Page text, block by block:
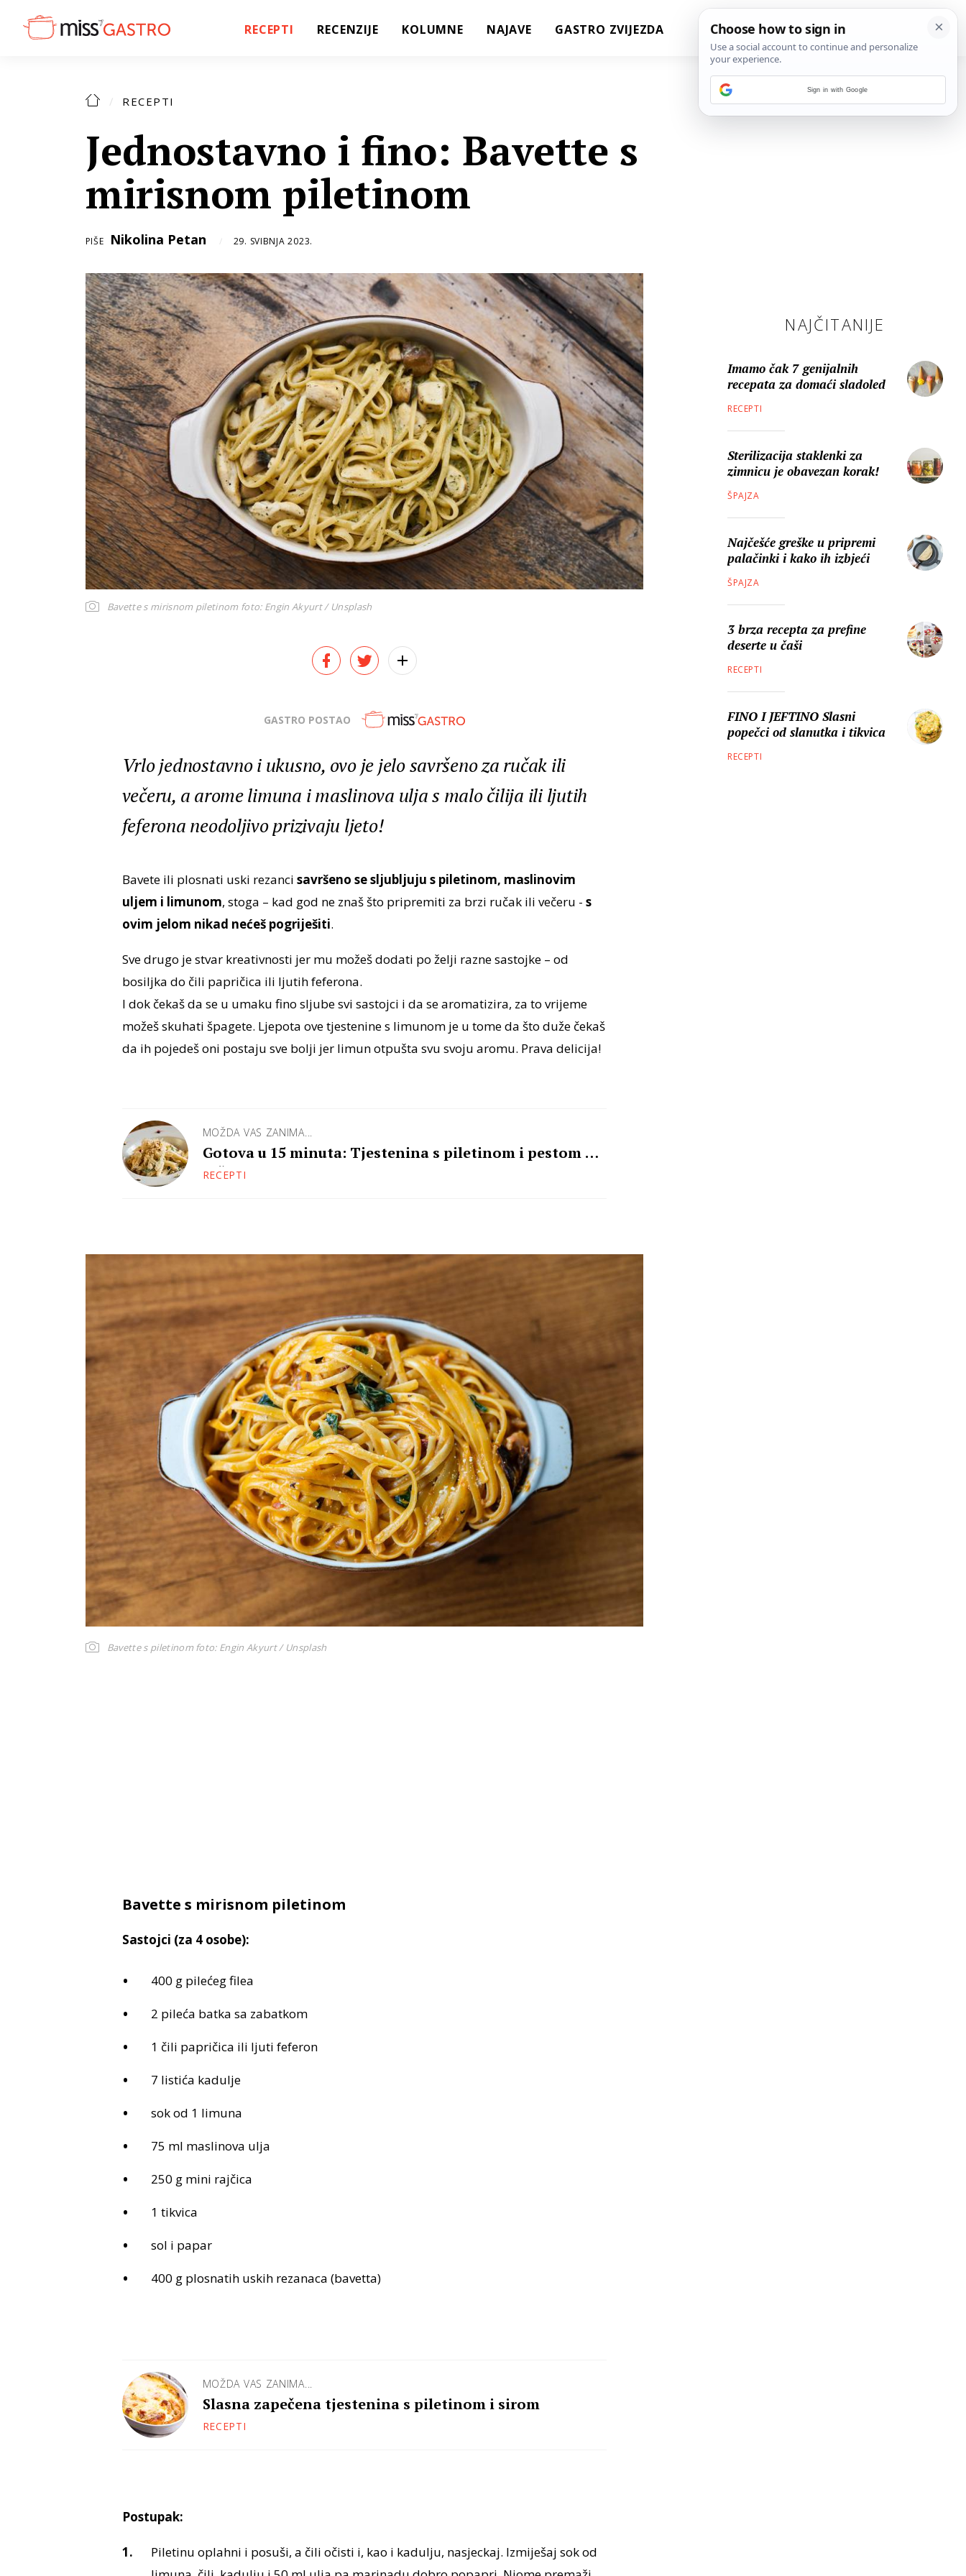
RECEPTI RECENZIJE KOLUMNE NAJAVE GASTRO ZVIJEZDA
RECEPTI
Jednostavno i fino: Bavette s
mirisnom piletinom
PIŠE Nikolina Petan 29. SVIBNJA 2023.
Bavette s mirisnom piletinom foto: Engin Akyurt / Unsplash
GASTRO POSTAO
Vrlo jednostavno i ukusno, ovo je jelo savršeno za ručak ili
večeru, a arome limuna i maslinova ulja s malo čilija ili ljutih
feferona neodoljivo prizivaju ljeto!
Bavete ili plosnati uski rezanci savršeno se sljubljuju s piletinom, maslinovim
uljem i limunom, stoga – kad god ne znaš što pripremiti za brzi ručak ili večeru - s
ovim jelom nikad nećeš pogriješiti.
Sve drugo je stvar kreativnosti jer mu možeš dodati po želji razne sastojke – od
bosiljka do čili papričica ili ljutih feferona.
I dok čekaš da se u umaku fino sljube svi sastojci i da se aromatizira, za to vrijeme
možeš skuhati špagete. Ljepota ove tjestenine s limunom je u tome da što duže čekaš
da ih pojedeš oni postaju sve bolji jer limun otpušta svu svoju aromu. Prava delicija!
MOŽDA VAS ZANIMA...
Gotova u 15 minuta: Tjestenina s piletinom i pestom od
grčkog jogurta
RECEPTI
Bavette s piletinom foto: Engin Akyurt / Unsplash
Bavette s mirisnom piletinom
Sastojci (za 4 osobe):
400 g pilećeg filea
2 pileća batka sa zabatkom
1 čili papričica ili ljuti feferon
7 listića kadulje
sok od 1 limuna
75 ml maslinova ulja
250 g mini rajčica
1 tikvica
sol i papar
400 g plosnatih uskih rezanaca (bavetta)
MOŽDA VAS ZANIMA...
Slasna zapečena tjestenina s piletinom i sirom
RECEPTI
Postupak:
Piletinu oplahni i posuši, a čili očisti i, kao i kadulju, nasjeckaj. Izmiješaj sok od
NAJČITANIJE
Imamo čak 7 genijalnih
recepata za domaći sladoled
RECEPTI
Sterilizacija staklenki za
zimnicu je obavezan korak!
ŠPAJZA
Najčešće greške u pripremi
palačinki i kako ih izbjeći
ŠPAJZA
3 brza recepta za prefine
deserte u čaši
RECEPTI
FINO I JEFTINO Slasni
popečci od slanutka i tikvica
RECEPTI
Sign in with Google